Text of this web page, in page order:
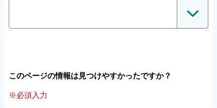
このページの情報は見つけやすかったですか？
※必須入力